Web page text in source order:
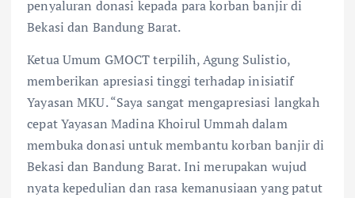
penyaluran donasi kepada para korban banjir di
Bekasi dan Bandung Barat.
Ketua Umum GMOCT terpilih, Agung Sulistio,
memberikan apresiasi tinggi terhadap inisiatif
Yayasan MKU. “Saya sangat mengapresiasi langkah
cepat Yayasan Madina Khoirul Ummah dalam
membuka donasi untuk membantu korban banjir di
Bekasi dan Bandung Barat. Ini merupakan wujud
nyata kepedulian dan rasa kemanusiaan yang patut